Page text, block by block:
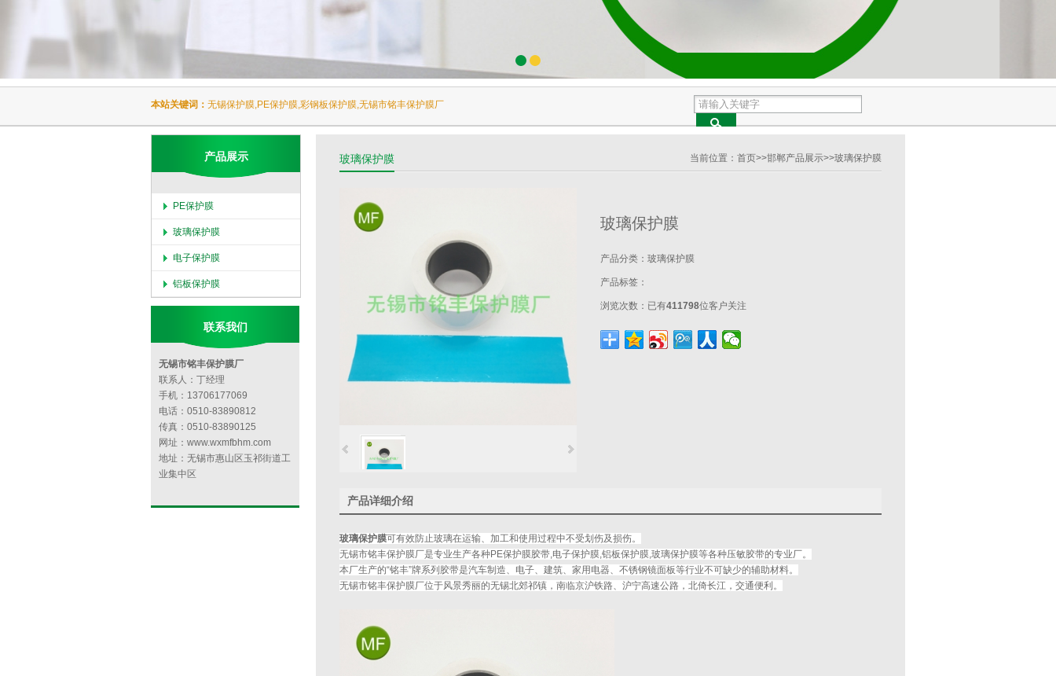
本站关键词： 无锡保护膜,PE保护膜,彩钢板保护膜,无锡市铭丰保护膜厂
当前位置： 首页>>邯郸产品展示>>玻璃保护膜
玻璃保护膜
玻璃保护膜
产品分类： 玻璃保护膜
产品标签：
浏览次数： 已有411798位客户关注
产品详细介绍
玻璃保护膜可有效防止玻璃在运输、加工和使用过程中不受划伤及损伤。
无锡市铭丰保护膜厂是专业生产各种PE保护膜胶带,电子保护膜,铝板保护膜,玻璃保护膜等各种压敏胶带的专业厂。
本厂生产的“铭丰”牌系列胶带是汽车制造、电子、建筑、家用电器、不锈钢镜面板等行业不可缺少的辅助材料。
无锡市铭丰保护膜厂位于风景秀丽的无锡北郊祁镇，南临京沪铁路、沪宁高速公路，北倚长江，交通便利。
产品展示
PE保护膜
玻璃保护膜
电子保护膜
铝板保护膜
联系我们
无锡市铭丰保护膜厂
联系人：丁经理
手机：13706177069
电话：0510-83890812
传真：0510-83890125
网址：www.wxmfbhm.com
地址：无锡市惠山区玉祁街道工
业集中区